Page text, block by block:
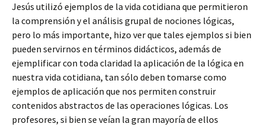
Jesús utilizó ejemplos de la vida cotidiana que permitieron
la comprensión y el análisis grupal de nociones lógicas,
pero lo más importante, hizo ver que tales ejemplos si bien
pueden servirnos en términos didácticos, además de
ejemplificar con toda claridad la aplicación de la lógica en
nuestra vida cotidiana, tan sólo deben tomarse como
ejemplos de aplicación que nos permiten construir
contenidos abstractos de las operaciones lógicas. Los
profesores, si bien se veían la gran mayoría de ellos